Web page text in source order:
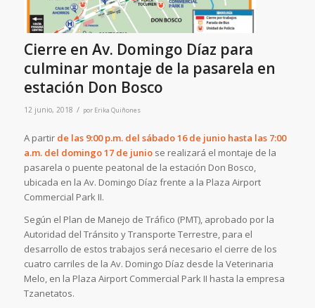
Cierre en Av. Domingo Díaz para
culminar montaje de la pasarela en
estación Don Bosco
12 junio, 2018 / por Erika Quiñones
A partir de las 9:00 p.m. del sábado 16 de junio hasta las 7:00
a.m. del domingo 17 de junio se realizará el montaje de la
pasarela o puente peatonal de la estación Don Bosco,
ubicada en la Av. Domingo Díaz frente a la Plaza Airport
Commercial Park II.
Según el Plan de Manejo de Tráfico (PMT), aprobado por la
Autoridad del Tránsito y Transporte Terrestre, para el
desarrollo de estos trabajos será necesario el cierre de los
cuatro carriles de la Av. Domingo Díaz desde la Veterinaria
Melo, en la Plaza Airport Commercial Park II hasta la empresa
Tzanetatos.